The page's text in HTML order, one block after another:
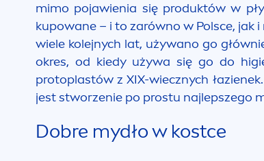
mimo pojawienia się produktów w
kupowane – i to zarówno w Polsce, jak
wiele kolejnych lat, używano go
okres, od kiedy używa się go do
protoplastów z XIX-wiecznych
jest stworzenie po prostu najlepszego
Dobre mydło w kostce